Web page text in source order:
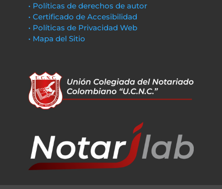
• Políticas de derechos de autor
• Certificado de Accesibilidad
• Políticas de Privacidad Web
• Mapa del Sitio